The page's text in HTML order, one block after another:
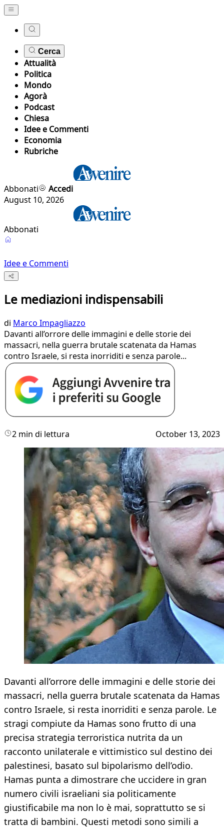
Cerca
Attualità
Politica
Mondo
Agorà
Podcast
Chiesa
Idee e Commenti
Economia
Rubriche
Abbonati
Accedi
August 10, 2026
Abbonati
Idee e Commenti
Le mediazioni indispensabili
di Marco Impagliazzo
Davanti all’orrore delle immagini e delle storie dei
massacri, nella guerra brutale scatenata da Hamas
contro Israele, si resta inorriditi e senza parole...
2 min di lettura October 13, 2023
Davanti all’orrore delle immagini e delle storie dei
massacri, nella guerra brutale scatenata da Hamas
contro Israele, si resta inorriditi e senza parole. Le
stragi compiute da Hamas sono frutto di una
precisa strategia terroristica nutrita da un
racconto unilaterale e vittimistico sul destino dei
palestinesi, basato sul bipolarismo dell’odio.
Hamas punta a dimostrare che uccidere in gran
numero civili israeliani sia politicamente
giustificabile ma non lo è mai, soprattutto se si
tratta di bambini. Questi metodi sono simili a